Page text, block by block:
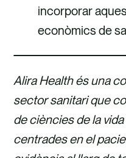
incorporar
econòmics de
Alira Health és una
sector sanitari que
de ciències de la
centrades en el